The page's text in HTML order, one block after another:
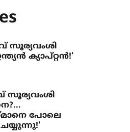
സൂര്യവംശി
ക്യാപ്റ്റൻ!'
സൂര്യവംശി
പോലെ